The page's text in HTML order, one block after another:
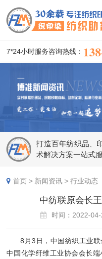
7*24小时服务咨询热线：
打造百年纺织品、
术解决方案一站式
首页 > 新闻资讯 >行业动态
中纺联原会长
时间：2022-
8月3日，中国纺织工业联
中国化学纤维工业协会会长